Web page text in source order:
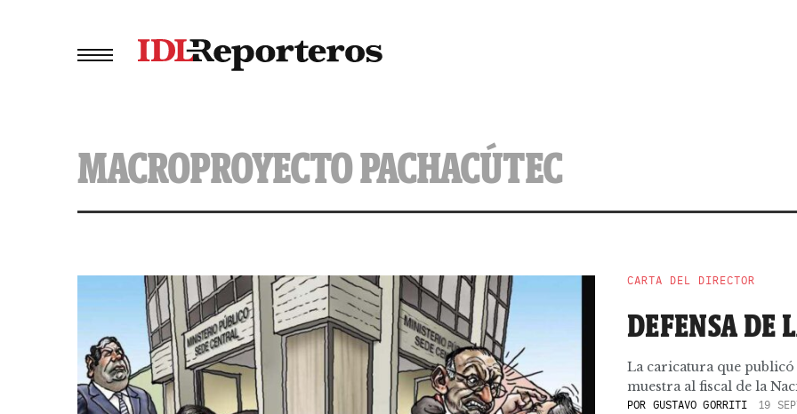
MACROPROYECTO PACHACÚTEC
CARTA DEL DIRECTOR
DEFENSA DE
La caricatura que
muestra al fiscal de la
POR GUSTAVO GORRITI 19